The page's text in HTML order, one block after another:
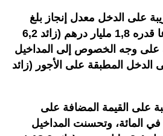
على الدخل معدل إنجاز بلغ
65,3 في المائة وارتفاعا قدره 1,8 مليار درهم (زائد 6,2
على وجه الخصوص إلى المداخيل
الدخل المطبقة على الأجور (زائد
على القيمة المضافة على
المستوى المحلي 61,9 في المائة، وتحسنت المداخيل